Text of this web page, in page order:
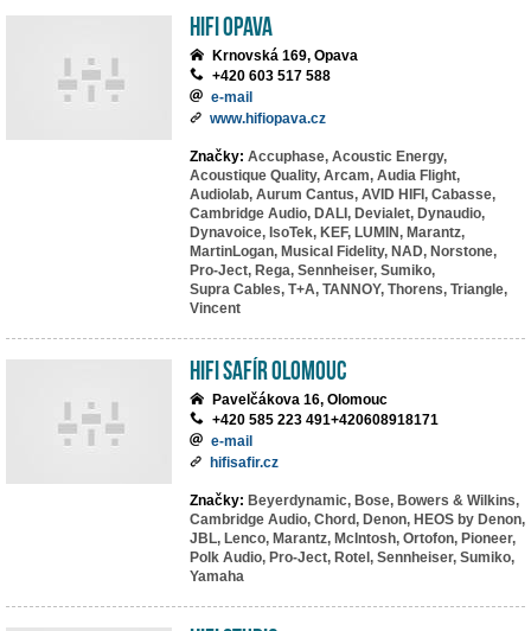
HIFI Opava
Krnovská 169, Opava
+420 603 517 588
e-mail
www.hifiopava.cz
Značky: Accuphase, Acoustic Energy,
Acoustique Quality, Arcam, Audia Flight,
Audiolab, Aurum Cantus, AVID HIFI, Cabasse,
Cambridge Audio, DALI, Devialet, Dynaudio,
Dynavoice, IsoTek, KEF, LUMIN, Marantz,
MartinLogan, Musical Fidelity, NAD, Norstone,
Pro-Ject, Rega, Sennheiser, Sumiko,
Supra Cables, T+A, TANNOY, Thorens, Triangle,
Vincent
HiFi Safír Olomouc
Pavelčákova 16, Olomouc
+420 585 223 491+420608918171
e-mail
hifisafir.cz
Značky: Beyerdynamic, Bose, Bowers & Wilkins,
Cambridge Audio, Chord, Denon, HEOS by Denon,
JBL, Lenco, Marantz, McIntosh, Ortofon, Pioneer,
Polk Audio, Pro-Ject, Rotel, Sennheiser, Sumiko,
Yamaha